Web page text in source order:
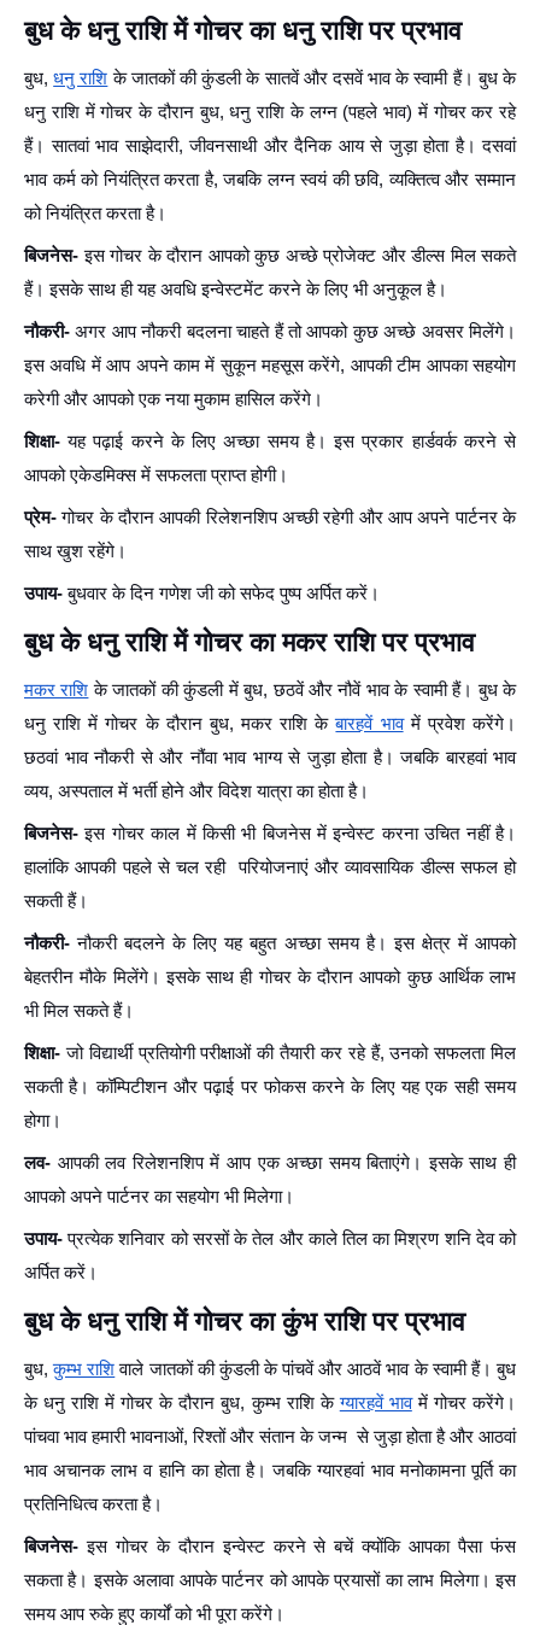
बुध के धनु राशि में गोचर का धनु राशि पर प्रभाव
बुध,धनु राशि के जातकों की कुंडली के सातवें और दसवें भाव के स्वामी हैं। बुध के
धनु राशि में गोचर के दौरान बुध, धनु राशि के लग्न (पहले भाव) में गोचर कर रहे
हैं। सातवां भाव साझेदारी, जीवनसाथी और दैनिक आय से जुड़ा होता है। दसवां
भाव कर्म को नियंत्रित करता है, जबकि लग्न स्वयं की छवि, व्यक्तित्व और सम्मान
को नियंत्रित करता है।
बिजनेस- इस गोचर के दौरान आपको कुछ अच्छे प्रोजेक्ट और डील्स मिल सकते
हैं। इसके साथ ही यह अवधि इन्वेस्टमेंट करने के लिए भी अनुकूल है।
नौकरी-अगर आप नौकरी बदलना चाहते हैं तो आपको कुछ अच्छे अवसर मिलेंगे।
इस अवधि में आप अपने काम में सुकून महसूस करेंगे, आपकी टीम आपका सहयोग
करेगी और आपको एक नया मुकाम हासिल करेंगे।
शिक्षा-यह पढ़ाई करने के लिए अच्छा समय है। इस प्रकार हार्डवर्क करने से
आपको एकेडमिक्स में सफलता प्राप्त होगी।
प्रेम-गोचर के दौरान आपकी रिलेशनशिप अच्छी रहेगी और आप अपने पार्टनर के
साथ खुश रहेंगे।
उपाय-बुधवार के दिन गणेश जी को सफेद पुष्प अर्पित करें।
बुध के धनु राशि में गोचर का मकर राशि पर प्रभाव
मकर राशि के जातकों की कुंडली में बुध, छठवें और नौवें भाव के स्वामी हैं। बुध के
धनु राशि में गोचर के दौरान बुध, मकर राशि केबारहवें भावमें प्रवेश करेंगे।
छठवां भाव नौकरी से और नौंवा भाव भाग्य से जुड़ा होता है। जबकि बारहवां भाव
व्यय, अस्पताल में भर्ती होने और विदेश यात्रा का होता है।
बिजनेस- इस गोचर काल में किसी भी बिजनेस में इन्वेस्ट करना उचित नहीं है।
हालांकि आपकी पहले से चल रही परियोजनाएं और व्यावसायिक डील्स सफल हो
सकती हैं।
नौकरी-नौकरी बदलने के लिए यह बहुत अच्छा समय है। इस क्षेत्र में आपको
बेहतरीन मौके मिलेंगे। इसके साथ ही गोचर के दौरान आपको कुछ आर्थिक लाभ
भी मिल सकते हैं।
शिक्षा- जो विद्यार्थी प्रतियोगी परीक्षाओं की तैयारी कर रहे हैं, उनको सफलता मिल
सकती है। कॉम्पिटीशन और पढ़ाई पर फोकस करने के लिए यह एक सही समय
होगा।
लव- आपकी लव रिलेशनशिप में आप एक अच्छा समय बिताएंगे। इसके साथ ही
आपको अपने पार्टनर का सहयोग भी मिलेगा।
उपाय-प्रत्येक शनिवार को सरसों के तेल और काले तिल का मिश्रण शनि देव को
अर्पित करें।
बुध के धनु राशि में गोचर का कुंभ राशि पर प्रभाव
बुध,कुम्भ राशिवाले जातकों की कुंडली के पांचवें और आठवें भाव के स्वामी हैं। बुध
के धनु राशि में गोचर के दौरान बुध, कुम्भ राशि केग्यारहवें भावमें गोचर करेंगे।
पांचवा भाव हमारी भावनाओं, रिश्तों और संतान के जन्म से जुड़ा होता है और आठवां
भाव अचानक लाभ व हानि का होता है। जबकि ग्यारहवां भाव मनोकामना पूर्ति का
प्रतिनिधित्व करता है।
बिजनेस- इस गोचर के दौरान इन्वेस्ट करने से बचें क्योंकि आपका पैसा फंस
सकता है। इसके अलावा आपके पार्टनर को आपके प्रयासों का लाभ मिलेगा। इस
समय आप रुके हुए कार्यों को भी पूरा करेंगे।